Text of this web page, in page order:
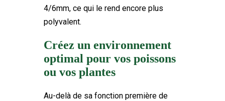
4/6mm, ce qui le rend encore plus
polyvalent.
Créez un environnement
optimal pour vos poissons
ou vos plantes
Au-delà de sa fonction première de